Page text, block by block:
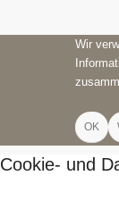
Wir
OK
Cookie- und